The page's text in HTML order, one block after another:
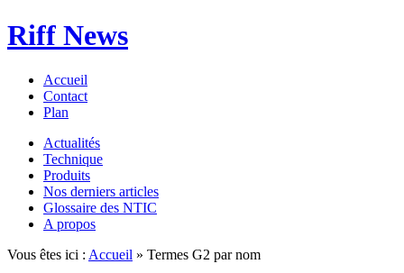
Riff News
Accueil
Contact
Plan
Actualités
Technique
Produits
Nos derniers articles
Glossaire des NTIC
A propos
Vous êtes ici : Accueil » Termes G2 par nom